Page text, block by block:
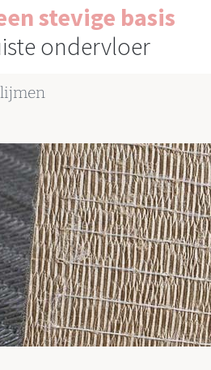
stevige basis
ondervloer